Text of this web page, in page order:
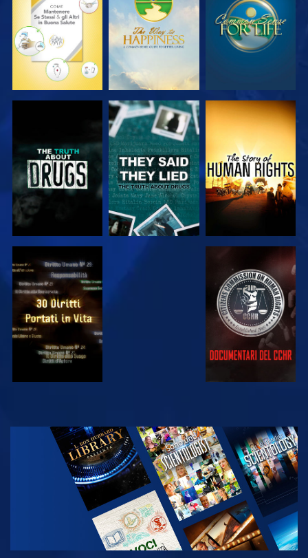
GUARDA GUARDA
GUARDA GUARDA
GUARDA
ESPLORA LE
SERIE